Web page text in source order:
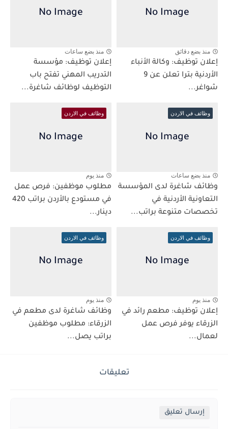
منذ بضع دقائق
إعلان توظيف: وكالة الأنباء
الأردنية بترا تعلن عن 9
شواغر...
منذ بضع ساعات
إعلان توظيف: مؤسسة
التدريب المهني تفتح باب
التوظيف لوظائف شاغرة...
وظائف في الاردن
منذ بضع ساعات
وظائف شاغرة لدى المؤسسة
التعاونية الأردنية في
تخصصات متنوعة براتب...
وظائف في الاردن
منذ يوم
مطلوب موظفين: فرص عمل
في مستودع بالأردن براتب 420
دينار...
وظائف في الاردن
منذ يوم
إعلان توظيف: مطعم رائد في
الزرقاء يوفر فرص عمل
لعمال...
وظائف في الاردن
منذ يوم
وظائف شاغرة لدى مطعم في
الزرقاء: مطلوب موظفين
براتب يصل...
تعليقات
إرسال تعليق